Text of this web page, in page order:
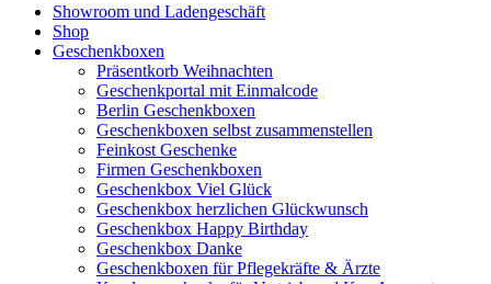
Showroom und Ladengeschäft
Shop
Geschenkboxen
Präsentkorb Weihnachten
Geschenkportal mit Einmalcode
Berlin Geschenkboxen
Geschenkboxen selbst zusammenstellen
Feinkost Geschenke
Firmen Geschenkboxen
Geschenkbox Viel Glück
Geschenkbox herzlichen Glückwunsch
Geschenkbox Happy Birthday
Geschenkbox Danke
Geschenkboxen für Pflegekräfte & Ärzte